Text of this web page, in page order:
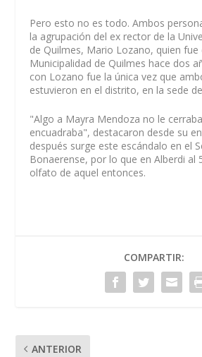
Pero esto no es todo. Ambos
la agrupación del ex rector de la
de Quilmes, Mario Lozano, quien fue
Municipalidad de Quilmes hace dos
con Lozano fue la única vez que
estuvieron en el distrito, en la sede
"Algo a Mayra Mendoza no le
encuadraba", destacaron desde su
después surge este escándalo en el
Bonaerense, por lo que en Alberdi al
olfato de aquel entonces.
COMPARTIR:
ANTERIOR